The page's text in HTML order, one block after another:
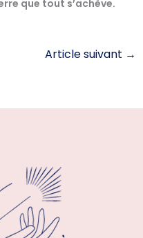
que tout s’achève.
Article suivant →